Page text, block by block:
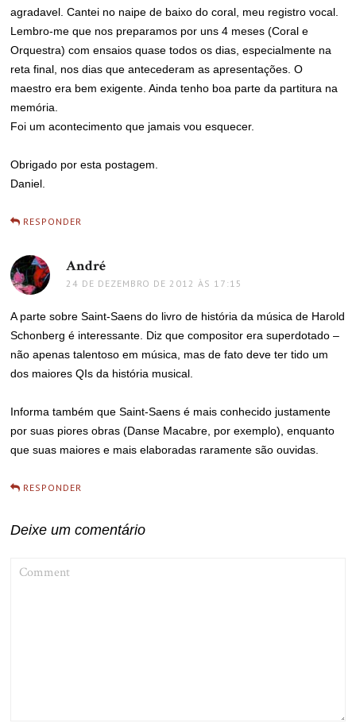
agradavel. Cantei no naipe de baixo do coral, meu registro vocal.
Lembro-me que nos preparamos por uns 4 meses (Coral e
Orquestra) com ensaios quase todos os dias, especialmente na
reta final, nos dias que antecederam as apresentações. O
maestro era bem exigente. Ainda tenho boa parte da partitura na
memória.
Foi um acontecimento que jamais vou esquecer.
Obrigado por esta postagem.
Daniel.
RESPONDER
André
24 DE DEZEMBRO DE 2012 ÀS 17:15
A parte sobre Saint-Saens do livro de história da música de Harold
Schonberg é interessante. Diz que compositor era superdotado –
não apenas talentoso em música, mas de fato deve ter tido um
dos maiores QIs da história musical.
Informa também que Saint-Saens é mais conhecido justamente
por suas piores obras (Danse Macabre, por exemplo), enquanto
que suas maiores e mais elaboradas raramente são ouvidas.
RESPONDER
Deixe um comentário